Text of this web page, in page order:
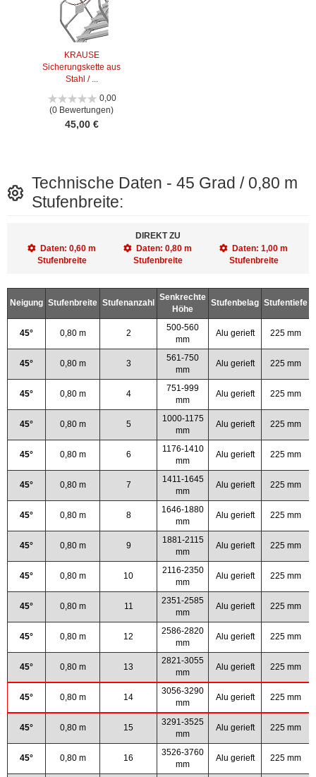
KRAUSE
Sicherungskette aus
Stahl / ...
0,00
(0 Bewertungen)
45,00 €
Technische Daten - 45 Grad / 0,80 m
Stufenbreite:
DIREKT ZU
Daten: 0,60 m
Stufenbreite
Daten: 0,80 m
Stufenbreite
Daten: 1,00 m
Stufenbreite
Neigung Stufenbreite Stufenanzahl
Senkrechte
Höhe
Stufenbelag Stufentiefe
45° 0,80 m 2
500-560
mm
Alu gerieft 225 mm
45° 0,80 m 3
561-750
mm
Alu gerieft 225 mm
45° 0,80 m 4
751-999
mm
Alu gerieft 225 mm
45° 0,80 m 5
1000-1175
mm
Alu gerieft 225 mm
45° 0,80 m 6
1176-1410
mm
Alu gerieft 225 mm
45° 0,80 m 7
1411-1645
mm
Alu gerieft 225 mm
45° 0,80 m 8
1646-1880
mm
Alu gerieft 225 mm
45° 0,80 m 9
1881-2115
mm
Alu gerieft 225 mm
45° 0,80 m 10
2116-2350
mm
Alu gerieft 225 mm
45° 0,80 m 11
2351-2585
mm
Alu gerieft 225 mm
45° 0,80 m 12
2586-2820
mm
Alu gerieft 225 mm
45° 0,80 m 13
2821-3055
mm
Alu gerieft 225 mm
45° 0,80 m 14
3056-3290
mm
Alu gerieft 225 mm
45° 0,80 m 15
3291-3525
mm
Alu gerieft 225 mm
45° 0,80 m 16
3526-3760
mm
Alu gerieft 225 mm